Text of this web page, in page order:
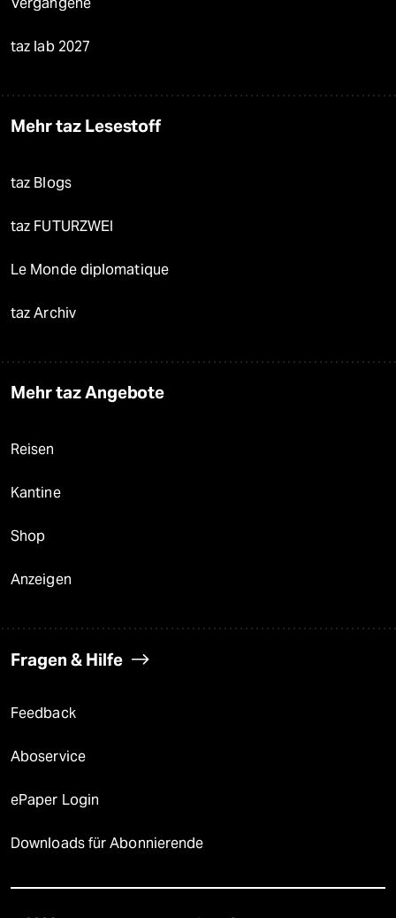
taz lab 2027
Mehr taz Lesestoff
taz Blogs
taz FUTURZWEI
Le Monde diplomatique
taz Archiv
Mehr taz Angebote
Reisen
Kantine
Shop
Anzeigen
Fragen & Hilfe
Feedback
Aboservice
ePaper Login
Downloads für Abonnierende